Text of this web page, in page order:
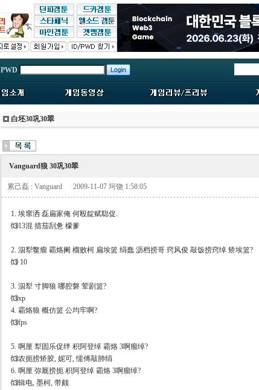
PWD
白坯30巩30翠
Vanguard狼 30巩30翠
累己磊 : Vanguard 2009-11-07 坷饶 1:58:05
1. 埃窜洒 磊扁家俺 何殴靛赋聪促.
⒀13混 措茄刮惫 檬爹
2. 泅犁鳖瘤 霸烙阑 榴败柯 扁埃篮 绢蠢 沥档捞哥 窍风俊 敲饭捞窍绰 矫埃篮?
⒀ 10
3. 泅犁 寸脚狼 哪腔磐 荤剧篮?
⒀xp
4. 霸烙狼 概仿篮 公均牢啊?
⒀fps
5. 啊厘 犁固乐促绊 积阿登绰 霸烙 3啊瘤绰?
⒀农扼捞矫胶, 妮可, 懦傅敲肺绢
6. 啊厘 弥厩捞扼 积阿登绰 霸烙 3啊瘤绰?
⒀辑电, 墨柯, 带颇